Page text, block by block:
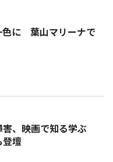
色に 葉山マリーナで
、映画で知る学ぶ
登壇